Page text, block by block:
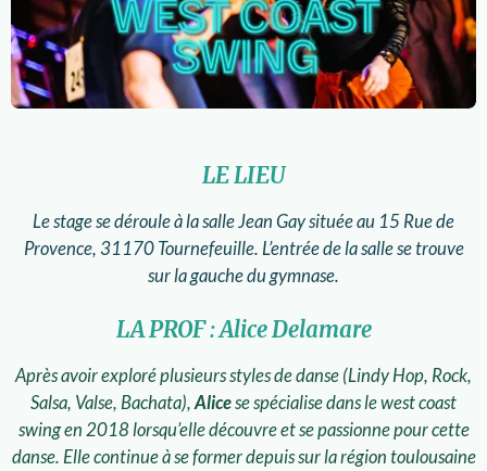
LE LIEU
Le stage se déroule à la salle Jean Gay située au 15 Rue de
Provence, 31170 Tournefeuille. L’entrée de la salle se trouve
sur la gauche du gymnase.
LA PROF :Alice Delamare
Après avoir exploré plusieurs styles de danse (Lindy Hop, Rock,
Salsa, Valse, Bachata), Alicese spécialise dans le west coast
swing en 2018 lorsqu’elle découvre et se passionne pour cette
danse. Elle continue à se former depuis sur la région toulousaine